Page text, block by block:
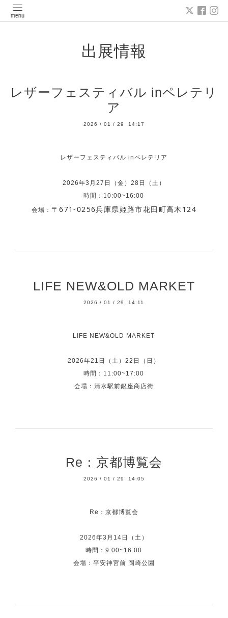
出展情報
レザーフェスティバル inペレテリ
ア
2026 / 01 / 29 14:17
レザーフェスティバル inペレテリア
2026年3月27日（金）28日（土）
時間：10:00~16:00
会場： 〒671-0256兵庫県姫路市花田町高木124
LIFE NEW&OLD MARKET
2026 /01 /29 14:11
LIFE NEW&OLD MARKET
2026年21日（土）22日（日）
時間：11:00~17:00
会場：清水駅前銀座商店街
Re：京都博覧会
2026 / 01 / 29 14:05
Re：京都博覧会
2026年3月14日（土）
時間：9:00~16:00
会場：平安神宮前 岡崎公園